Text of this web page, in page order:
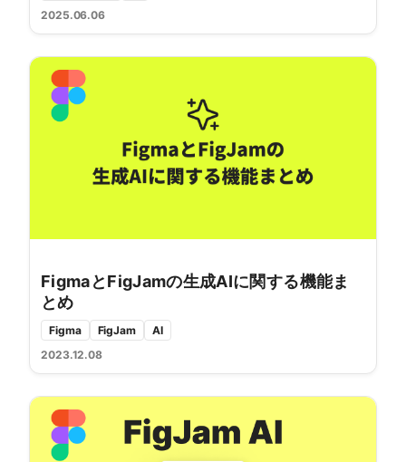
2025.06.06
FigmaとFigJamの生成AIに関する機能ま
とめ
Figma FigJam
AI
2023.12.08